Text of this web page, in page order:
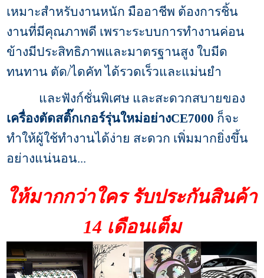
เหมาะสำหรับงานหนัก มืออาชีพ ต้องการชิ้น
งานที่มีคุณภาพดี เพราะระบบการทำงานค่อน
ข้างมีประสิทธิภาพและมาตรฐานสูง ใบมีด
ทนทาน ตัด/ไดคัท ได้รวดเร็วและแม่นยำ
และฟังก์ชั่นพิเศษ และสะดวกสบายของ
เครื่องตัดสติ๊กเกอร์รุ่นใหม่อย่างCE7000 ก็จะ
ทำให้ผู้ใช้ทำงานได้ง่าย สะดวก เพิ่มมากยิ่งขึ้น
อย่างแน่นอน...
ให้มากกว่าใคร รับประกันสินค้า
14 เดือนเต็ม